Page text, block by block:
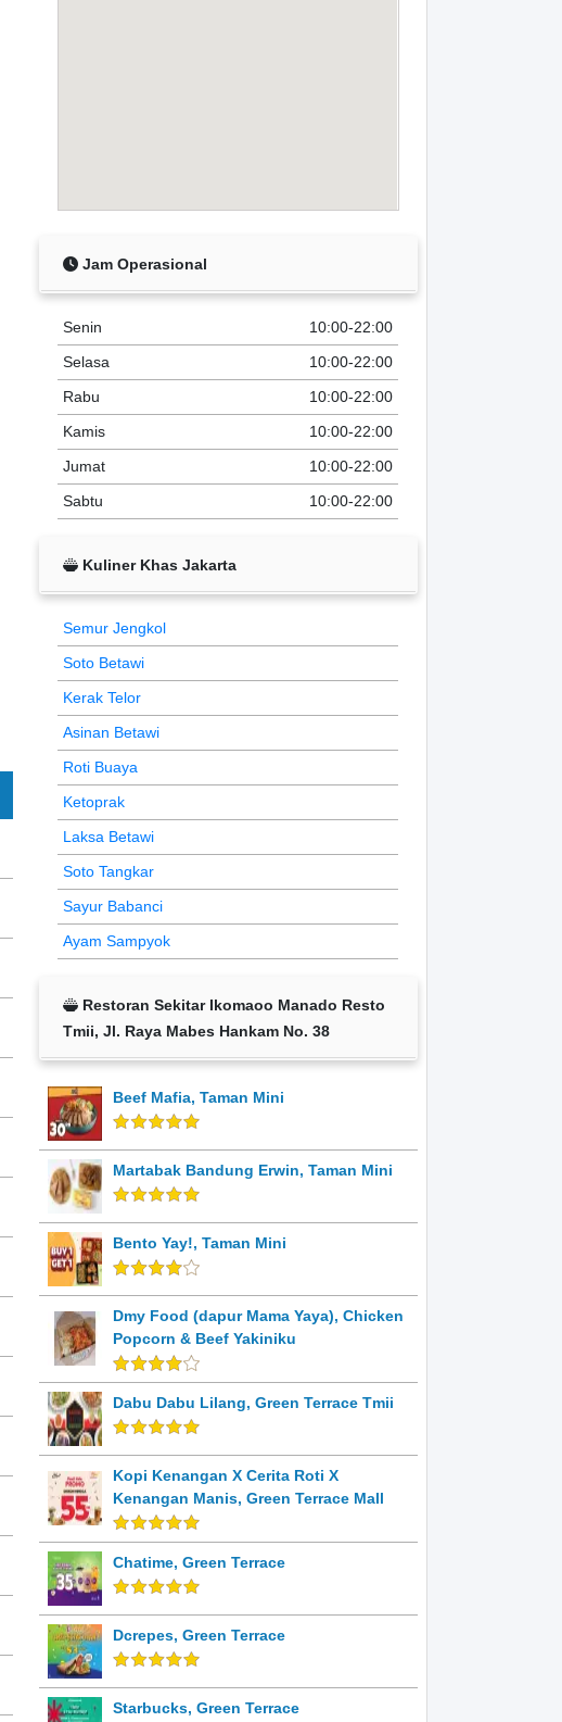
Jam Operasional
Senin
10:00-22:00
Selasa
10:00-22:00
Rabu
10:00-22:00
Kamis
10:00-22:00
Jumat
10:00-22:00
Sabtu
10:00-22:00
Kuliner Khas Jakarta
Semur Jengkol
Soto Betawi
Kerak Telor
Asinan Betawi
Roti Buaya
Ketoprak
Laksa Betawi
Soto Tangkar
Sayur Babanci
Ayam Sampyok
Restoran Sekitar Ikomaoo Manado Resto
Tmii, Jl. Raya Mabes Hankam No. 38
Beef Mafia, Taman Mini
Martabak Bandung Erwin, Taman Mini
Bento Yay!, Taman Mini
Dmy Food (dapur Mama Yaya), Chicken
Popcorn & Beef Yakiniku
Dabu Dabu Lilang, Green Terrace Tmii
Kopi Kenangan X Cerita Roti X
Kenangan Manis, Green Terrace Mall
Chatime, Green Terrace
Dcrepes, Green Terrace
Starbucks, Green Terrace